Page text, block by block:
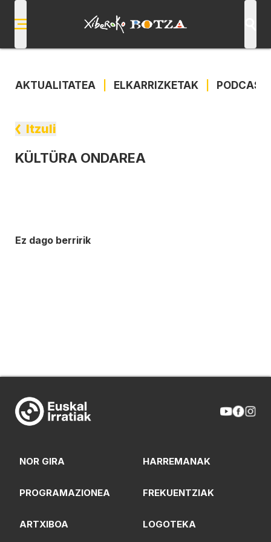
AKTUALITATEA ELKARRIZKETAK
Itzuli
KÜLTÜRA ONDAREA
Ez dago berririk
NOR GIRA HARREMANAK
PROGRAMAZIONEA FREKUENTZIAK
ARTXIBOA LOGOTEKA